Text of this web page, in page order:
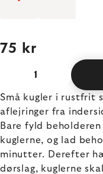
75 kr
Små kugler i rustfrit
aflejringer fra
Bare fyld
kuglerne, og lad
minutter. Derefter
dørslag, kuglerne